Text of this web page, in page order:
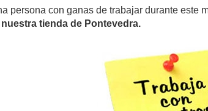
persona con ganas de trabajar durante este
tienda de Pontevedra.